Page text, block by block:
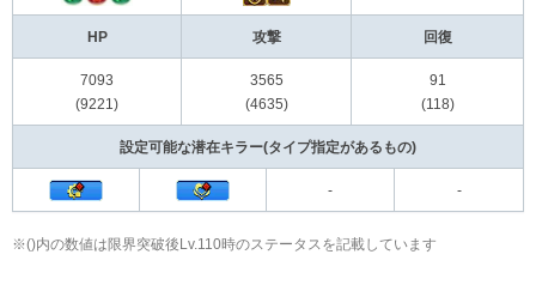
HP 攻撃 回復
7093
(9221)
3565
(4635)
91
(118)
設定可能な潜在キラー(タイプ指定があるもの)
- -
※()内の数値は限界突破後Lv.110時のステータスを記載しています